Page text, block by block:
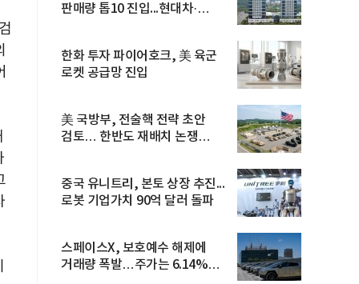
판매량 톱10 진입...현대차·
한화 투자 파이어호크, 美 육군
로켓 공급망 진입
美 국방부, 전술핵 전략 초안
검토… 한반도 재배치 논쟁
중국 유니트리, 본토 상장 추진...
로봇 기업가치 90억 달러 돌파
스페이스X, 보호예수 해제에
거래량 폭발…주가는 6.14%